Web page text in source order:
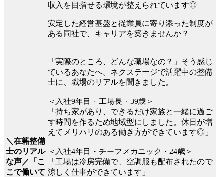
収入を目指せる環境が整えられています◎
安定した経営基盤と従業員に寄り添った制度が
ある同社で、キャリアを築きませんか？
＼在籍整備
士のリアル
な声／「こ
こで働いて
「実際のところ、どんな職場なの？」そう感じ
ているあなたへ。ネクステージで活躍中の整備
士に、職場のリアルを聞きました。
＜入社9年目・工場長・39歳＞
「持ち家があり、できるだけ家族と一緒に過ご
す時間を作るため地域型にしました。休日が増
えてメリハリのある働き方ができています◎」
＜入社4年目・チーフメカニック・24歳＞
「工場は冷房完備で、空調服も配布されたので
涼しく仕事ができています」